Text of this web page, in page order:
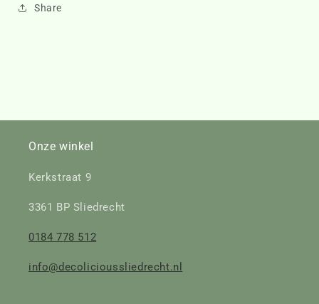
Share
Onze winkel
Kerkstraat 9
3361 BP Sliedrecht
0184 778 512
info@decolicioussliedrecht.nl